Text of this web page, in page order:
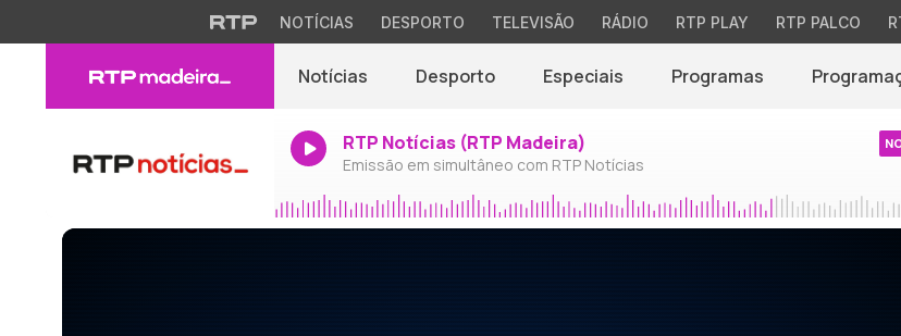
NOTÍCIAS DESPORTO TELEVISÃO RÁDIO RTP PLAY RTP PALCO
Notícias Desporto Especiais Programas
RTP Notícias (RTP Madeira)
Emissão em simultâneo com RTP Notícias